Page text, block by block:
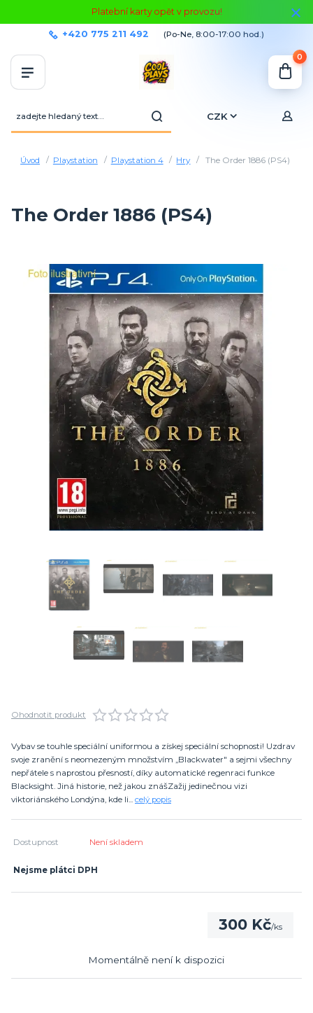
Platební karty opět v provozu!
CZK
+420 775 211 492 (Po-Ne, 8:00-17:00 hod.)
0
Úvod Playstation Playstation 4 Hry The Order 1886 (PS4)
The Order 1886 (PS4)
Ohodnotit produkt
Vybav se touhle speciální uniformou a získej speciální schopnosti! Uzdrav
svoje zranění s neomezeným množstvím „Blackwater" a sejmi všechny
nepřátele s naprostou přesností, díky automatické regenraci funkce
Blacksight. Jiná historie, než jakou znášZažij jedinečnou vizi
viktoriánského Londýna, kde li... celý popis
Dostupnost Není skladem
Nejsme plátci DPH
300 Kč/ks
Momentálně není k dispozici